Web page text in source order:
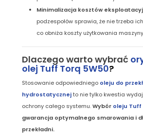
Minimalizacja kosztów
podzespołów sprawia, że nie trzeba
co obniża koszty użytkowania
Dlaczego warto wybrać
olej Tuff Torq 5W50?
Stosowanie odpowiedniego oleju do
hydrostatycznejto nie tylko kwestia
ochrony całego systemu.Wybór oleju Tuff
gwarancja optymalnego smarowania i
przekładni.